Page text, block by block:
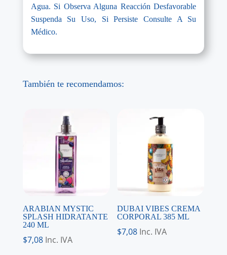
Agua. Si Observa Alguna Reacción Desfavorable
Suspenda Su Uso, Si Persiste Consulte A Su
Médico.
También te recomendamos:
ARABIAN MYSTIC
SPLASH HIDRATANTE
240 ML
$7,08 Inc. IVA
DUBAI VIBES CREMA
CORPORAL 385 ML
$7,08 Inc. IVA